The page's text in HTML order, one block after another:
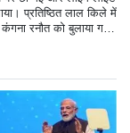
प्रतिष्ठित लाल किले में
रनौत को बुलाया ग
सकीं।